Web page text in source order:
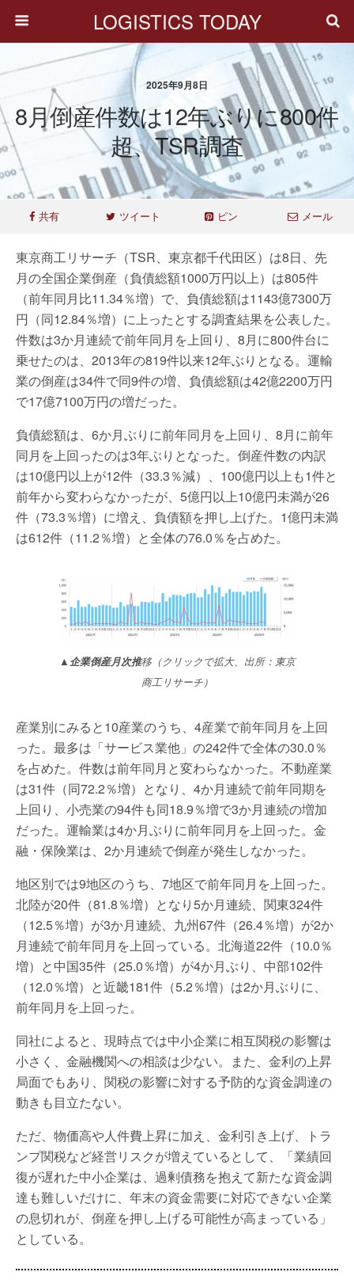
LOGISTICS TODAY
2025年9月8日
8月倒産件数は12年ぶりに800件
超、TSR調査
共有 ツイート ピン メール
東京商工リサーチ（TSR、東京都千代田区）は8日、先
月の全国企業倒産（負債総額1000万円以上）は805件
（前年同月比11.34％増）で、負債総額は1143億7300万
円（同12.84％増）に上ったとする調査結果を公表した。
件数は3か月連続で前年同月を上回り、8月に800件台に
乗せたのは、2013年の819件以来12年ぶりとなる。運輸
業の倒産は34件で同9件の増、負債総額は42億2200万円
で17億7100万円の増だった。
負債総額は、6か月ぶりに前年同月を上回り、8月に前年
同月を上回ったのは3年ぶりとなった。倒産件数の内訳
は10億円以上が12件（33.3％減）、100億円以上も1件と
前年から変わらなかったが、5億円以上10億円未満が26
件（73.3％増）に増え、負債額を押し上げた。1億円未満
は612件（11.2％増）と全体の76.0％を占めた。
▲企業倒産月次推移（クリックで拡大、出所：東京
商工リサーチ）
産業別にみると10産業のうち、4産業で前年同月を上回
った。最多は「サービス業他」の242件で全体の30.0％
を占めた。件数は前年同月と変わらなかった。不動産業
は31件（同72.2％増）となり、4か月連続で前年同期を
上回り、小売業の94件も同18.9％増で3か月連続の増加
だった。運輸業は4か月ぶりに前年同月を上回った。金
融・保険業は、2か月連続で倒産が発生しなかった。
地区別では9地区のうち、7地区で前年同月を上回った。
北陸が20件（81.8％増）となり5か月連続、関東324件
（12.5％増）が3か月連続、九州67件（26.4％増）が2か
月連続で前年同月を上回っている。北海道22件（10.0％
増）と中国35件（25.0％増）が4か月ぶり、中部102件
（12.0％増）と近畿181件（5.2％増）は2か月ぶりに、
前年同月を上回った。
同社によると、現時点では中小企業に相互関税の影響は
小さく、金融機関への相談は少ない。また、金利の上昇
局面でもあり、関税の影響に対する予防的な資金調達の
動きも目立たない。
ただ、物価高や人件費上昇に加え、金利引き上げ、トラ
ンプ関税など経営リスクが増えているとして、「業績回
復が遅れた中小企業は、過剰債務を抱えて新たな資金調
達も難しいだけに、年末の資金需要に対応できない企業
の息切れが、倒産を押し上げる可能性が高まっている」
としている。